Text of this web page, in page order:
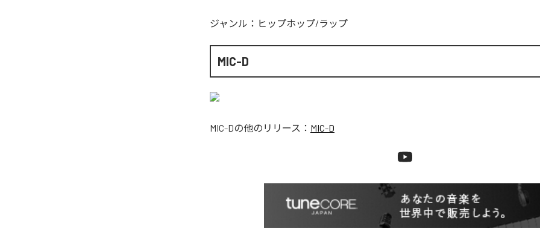
ジャンル： ヒップホップ/ラップ
MIC-D
MIC-Dの他のリリース： MIC-D